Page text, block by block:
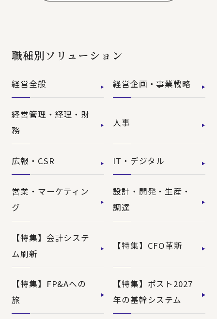
職種別ソリューション
経営全般 経営企画・事業戦略
経営管理・経理・財
務
人事
広報・CSR IT・デジタル
営業・マーケティン
グ
設計・開発・生産・
調達
【特集】会計システ
ム刷新
【特集】CFO革新
【特集】FP&Aへの
旅
【特集】ポスト2027
年の基幹システム